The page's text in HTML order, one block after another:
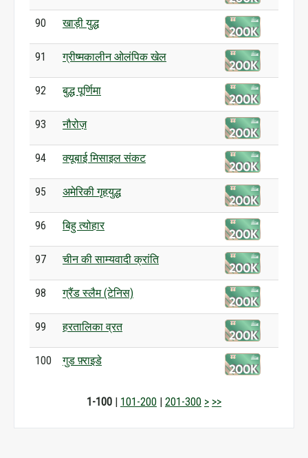
90 खाड़ी युद्ध
91 ग्रीष्मकालीन ओलंपिक खेल
92 बुद्ध पूर्णिमा
93 नौरोज़
94 क्यूबाई मिसाइल संकट
95 अमेरिकी गृहयुद्ध
96 बिहु त्योहार
97 चीन की साम्यवादी क्रांति
98 ग्रैंड स्लैम (टेनिस)
99 हरतालिका व्रत
100 गुड फ़्राइडे
1-100 | 101-200 | 201-300 > >>